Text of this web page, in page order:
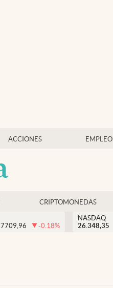
ACCIONES EMPLEO
CRIPTOMONEDAS
7709,96 -0.18%
NASDAQ
26.348,35